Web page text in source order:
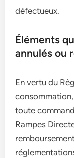
défectueux.
Éléments
annulés ou
En vertu du
toute
Rampes